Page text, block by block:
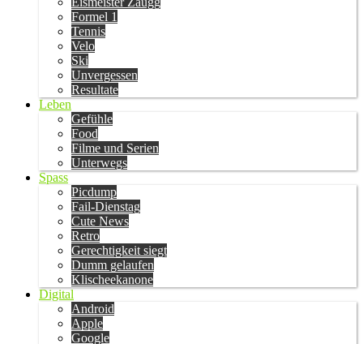
Formel 1
Tennis
Velo
Ski
Unvergessen
Resultate
Leben
Gefühle
Food
Filme und Serien
Unterwegs
Spass
Picdump
Fail-Dienstag
Cute News
Retro
Gerechtigkeit siegt
Dumm gelaufen
Klischeekanone
Digital
Android
Apple
Google